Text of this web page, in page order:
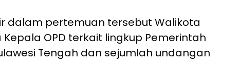
dalam pertemuan tersebut Walikota
Kepala OPD terkait lingkup Pemerintah
Tengah dan sejumlah undangan